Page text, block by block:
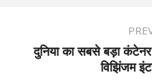
दुनिया का सबसे बड़ा
विझिंजम